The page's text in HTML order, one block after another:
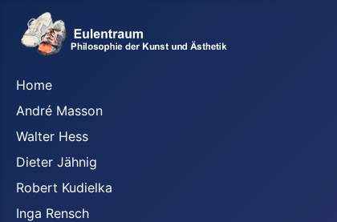
Home
André Masson
Walter Hess
Dieter Jähnig
Robert Kudielka
Inga Rensch